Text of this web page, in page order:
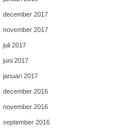
december 2017
november 2017
juli 2017
juni 2017
januari 2017
december 2016
november 2016
september 2016